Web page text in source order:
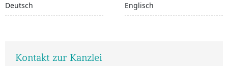
Deutsch Englisch
Kontakt zur Kanzlei